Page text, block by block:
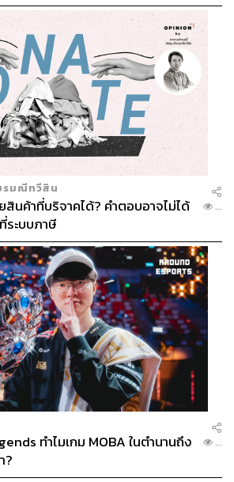
รมณีทวีสิน
สินค้าที่บริจาคได้? คำตอบอาจไม่ได้
ะบบภาษี
...
ทำไมเกม MOBA ในตำนานถึง
?
...